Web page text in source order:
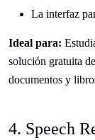
La interfaz
Ideal para:
solución gratuita
documentos y
4. Speech